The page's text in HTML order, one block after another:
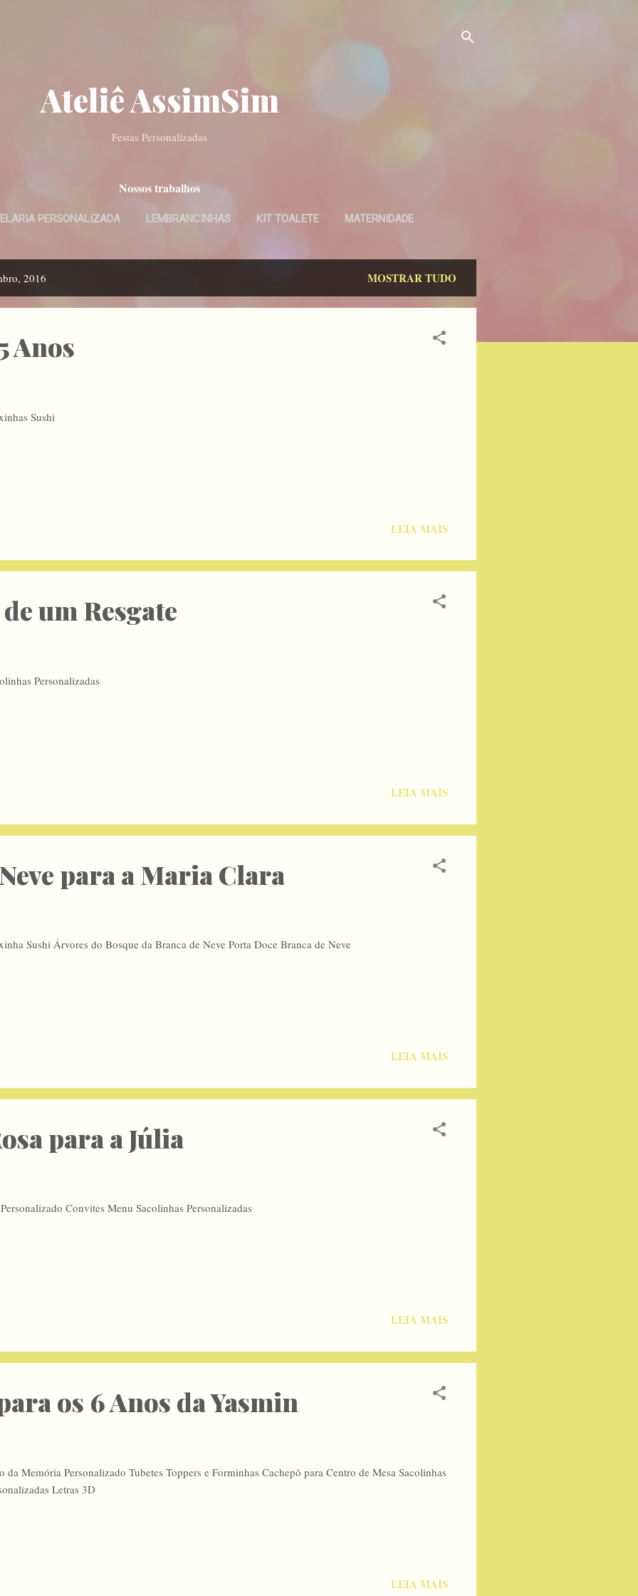
Ateliê AssimSim
Festas Personalizadas
Nossos trabalhos
PERSONALIZADA LEMBRANCINHAS KIT TOALETE MATERNIDADE
2016 MOSTRAR TUDO
Anos
Sushi
LEIA MAIS
um Resgate
Personalizadas
LEIA MAIS
para a Maria Clara
Sushi Árvores do Bosque da Branca de Neve Porta Doce Branca de Neve
LEIA MAIS
para a Júlia
Convites Menu Sacolinhas Personalizadas
LEIA MAIS
os 6 Anos da Yasmin
da Memória Personalizado Tubetes Toppers e Forminhas Cachepô para Centro de Mesa Sacolinhas
Letras 3D
LEIA MAIS